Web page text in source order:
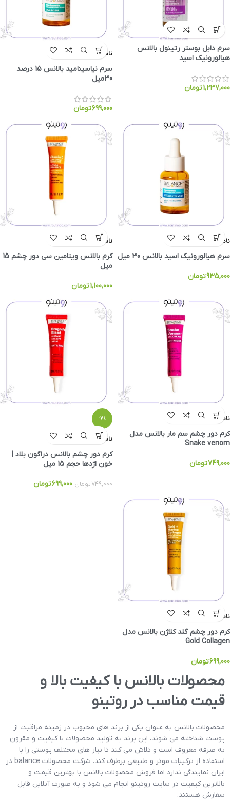
سرم دابل بوستر رتینول بالانس
هیالورونیک اسید
1,237,000تومان
ناموجود
سرم نیاسینامید بالانس 15 درصد
30میل
699,000تومان
ناموجود
سرم هیالورونیک اسید بالانس 30 میل
935,000تومان
ناموجود
کرم بالانس ویتامین سی دور چشم 15
میل
1,100,000تومان
ناموجود
کرم دور چشم سم مار بالانس مدل
Snake venom
749,000تومان
-7%
ناموجود
کرم دور چشم بالانس دراگون بلاد |
خون اژدها حجم 15 میل
749,000تومان 699,000تومان
ناموجود
کرم دور چشم گلد کلاژن بالانس مدل
Gold Collagen
699,000تومان
محصولات بالانس با کیفیت بالا و
قیمت مناسب در روتینو
محصولات بالانس به عنوان یکی از برند های محبوب در زمینه مراقبت از
پوست شناخته می شوند، این برند به تولید محصولات با کیفیت و مقرون
به صرفه معروف است و تلاش می کند تا نیاز های مختلف پوستی را با
استفاده از ترکیبات موثر و طبیعی برطرف کند. شرکت محصولات balance در
ایران نمایندگی ندارد اما فروش محصولات بالانس با بهترین قیمت و
بالاترین کیفیت در سایت روتینو انجام می شود و به صورت آنلاین قابل
سفارش هستند.